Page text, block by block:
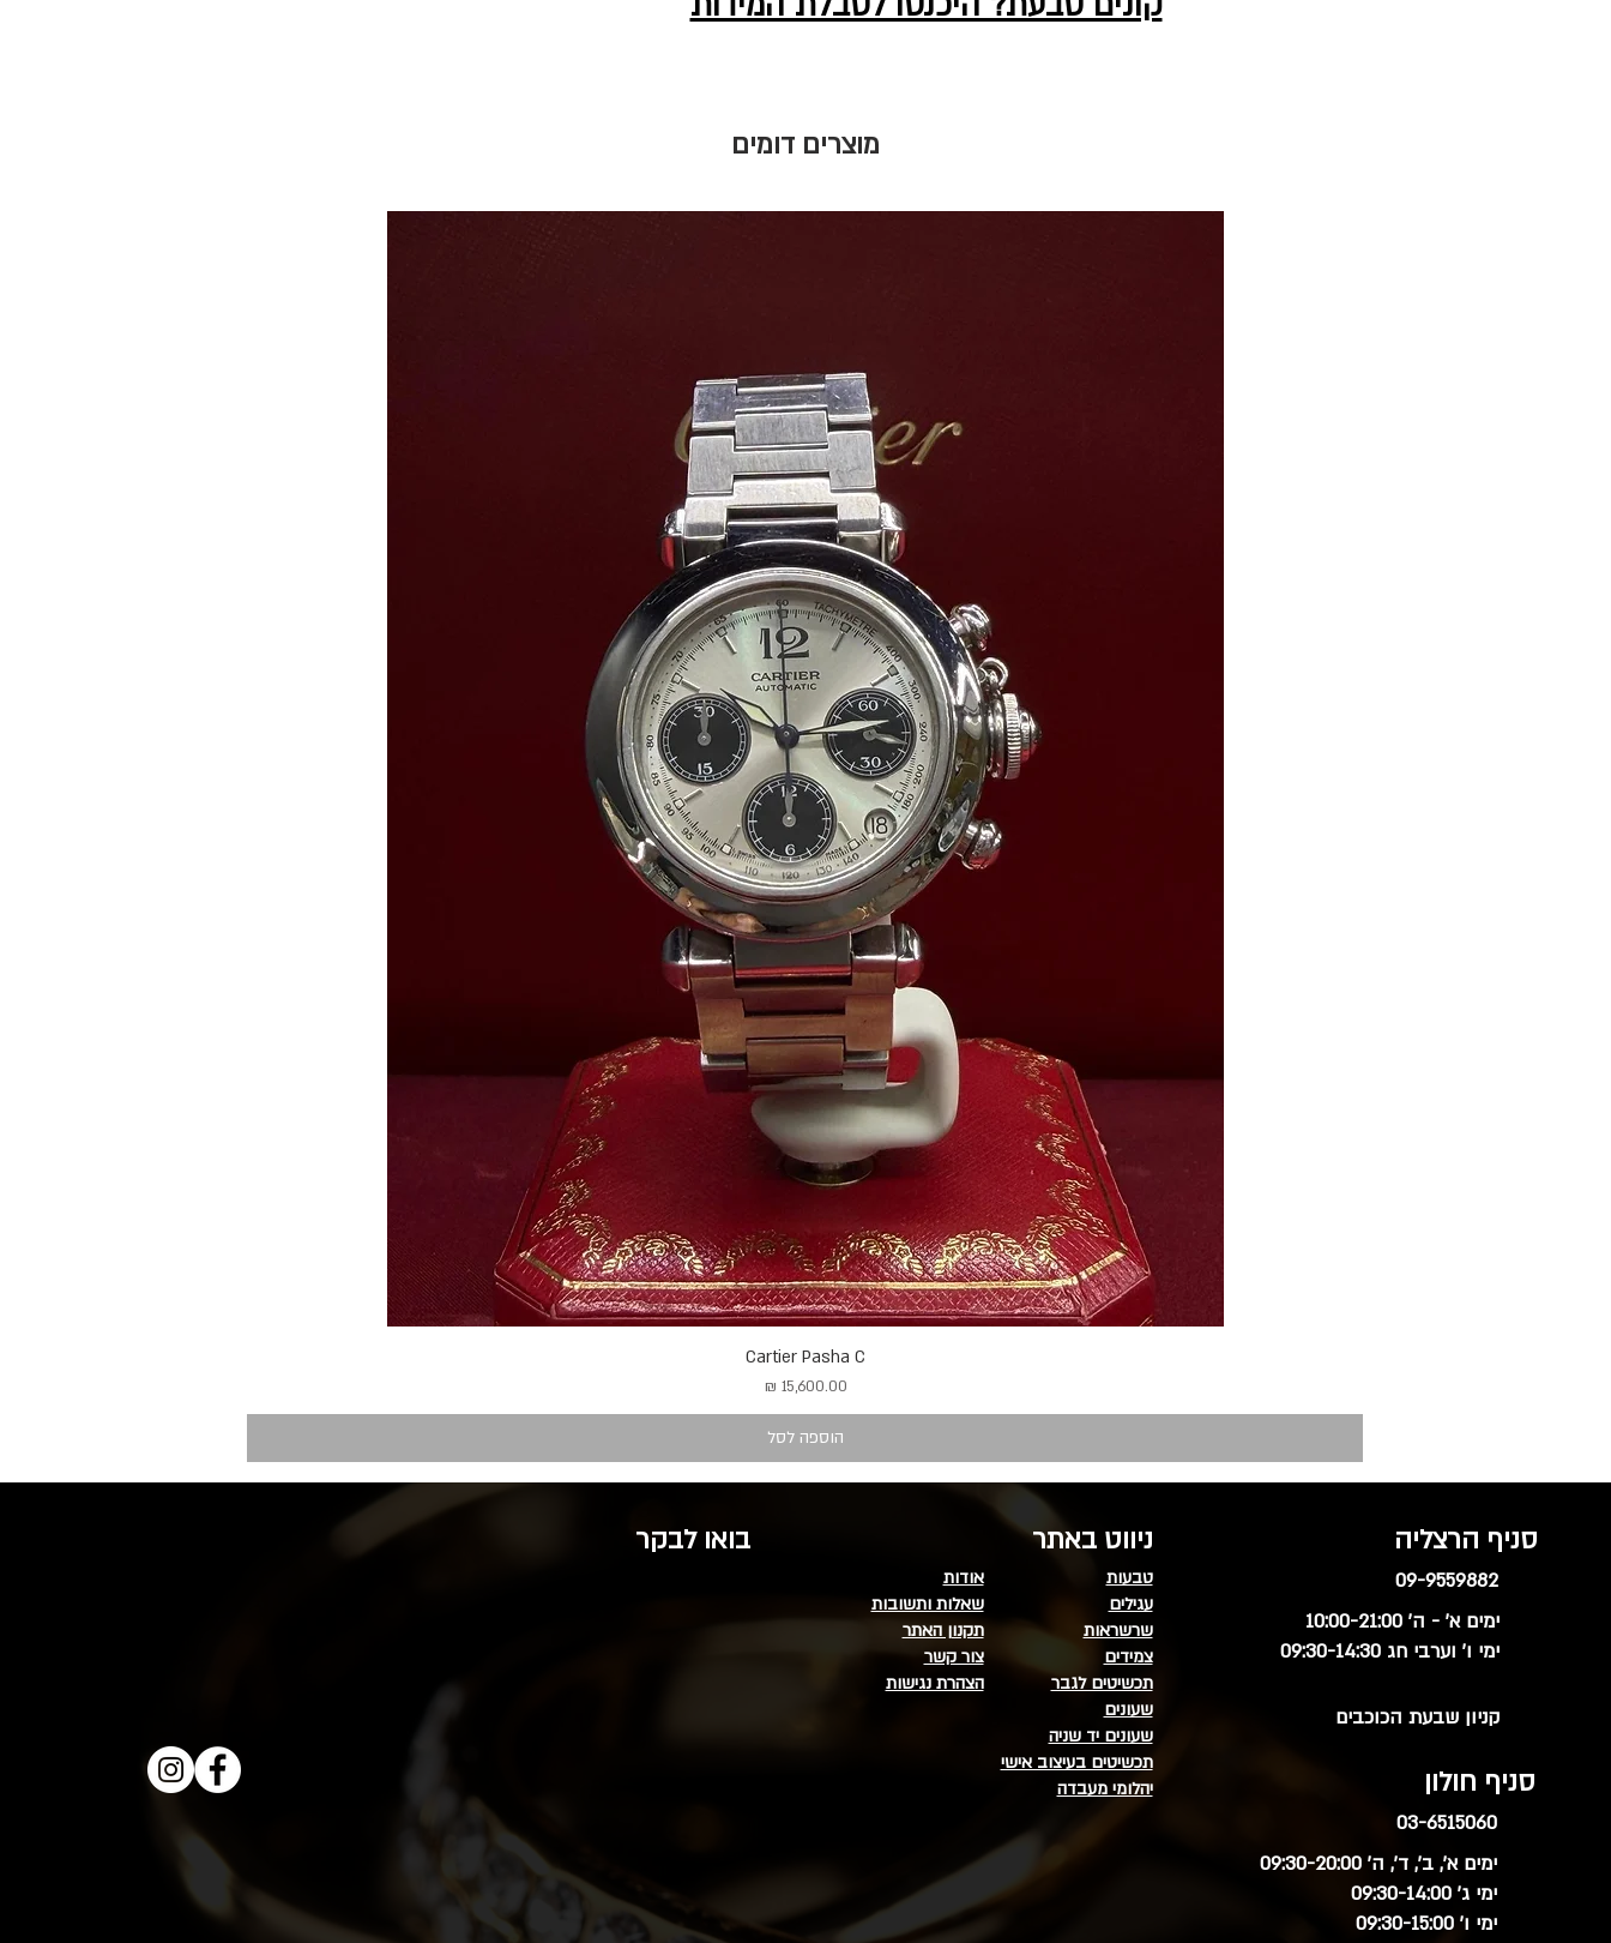
מוצרים דומים
Cartier Pasha C
מחיר
הוספה לסל
בואו לבקר ניווט באתר
אודות
שאלות ותשובות
תקנון האתר
צור קשר
הצהרת נגישות
טבעות
עגילים
שרשראות
צמידים
תכשיטים לגבר
שעונים
שעונים יד שניה
תכשיטים בעיצוב אישי
יהלומי מעבדה
סניף הרצליה
09-9559882
ימים א' - ה' 10:00-21:00
ימי ו' וערבי חג 09:30-14:30
קניון שבעת הכוכבים
סניף חולון
03-6515060
ימים א', ב', ד', ה' 09:30-20:00
ימי ג' 09:30-14:00
ימי ו' 09:30-15:00